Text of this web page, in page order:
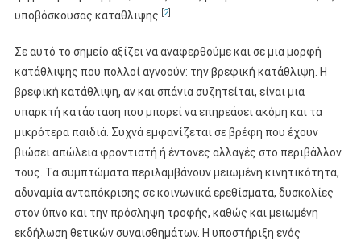
υποβόσκουσας κατάθλιψης [2] .
Σε αυτό το σημείο αξίζει να αναφερθούμε και σε μια μορφή
κατάθλιψης που πολλοί αγνοούν: την βρεφική κατάθλιψη. Η
βρεφική κατάθλιψη, αν και σπάνια συζητείται, είναι μια
υπαρκτή κατάσταση που μπορεί να επηρεάσει ακόμη και τα
μικρότερα παιδιά. Συχνά εμφανίζεται σε βρέφη που έχουν
βιώσει απώλεια φροντιστή ή έντονες αλλαγές στο περιβάλλον
τους. Τα συμπτώματα περιλαμβάνουν μειωμένη κινητικότητα,
αδυναμία ανταπόκρισης σε κοινωνικά ερεθίσματα, δυσκολίες
στον ύπνο και την πρόσληψη τροφής, καθώς και μειωμένη
εκδήλωση θετικών συναισθημάτων. Η υποστήριξη ενός